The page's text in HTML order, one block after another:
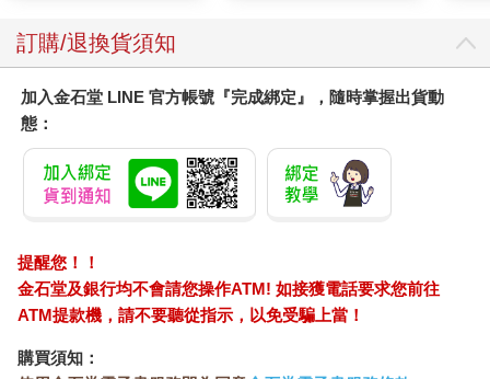
訂購/退換貨須知
加入金石堂 LINE 官方帳號『完成綁定』，隨時掌握出貨動
態：
提醒您！！
金石堂及銀行均不會請您操作ATM! 如接獲電話要求您前往
ATM提款機，請不要聽從指示，以免受騙上當！
購買須知：